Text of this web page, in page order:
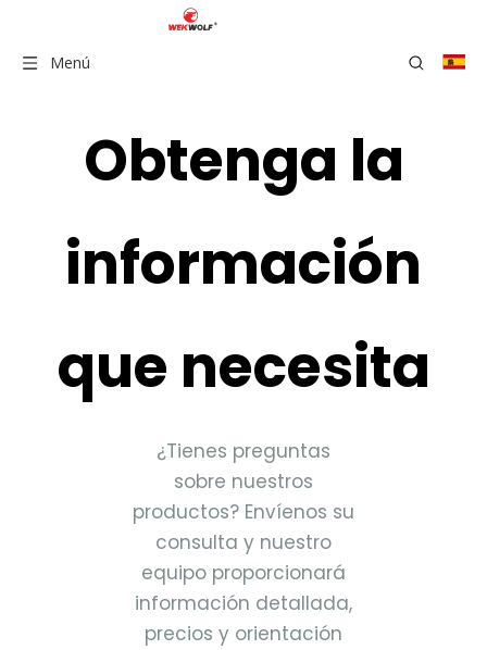
Menú
Obtenga la
información
que necesita
¿Tienes preguntas
sobre nuestros
productos? Envíenos su
consulta y nuestro
equipo proporcionará
información detallada,
precios y orientación